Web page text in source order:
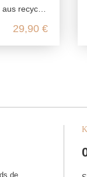
Sterling Silber
29,90 €